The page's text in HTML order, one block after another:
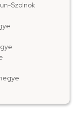
Szolnok